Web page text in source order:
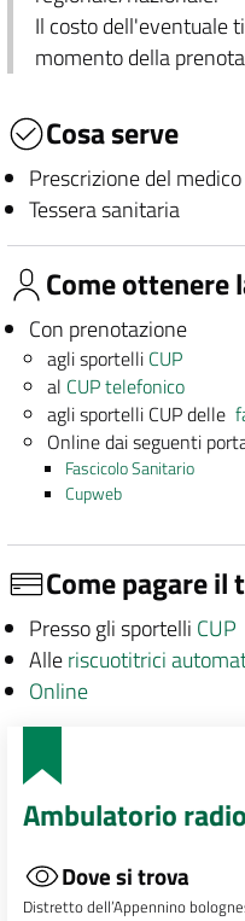
Il costo dell'eventuale
momento della
Cosa serve
Prescrizione del medico
Tessera sanitaria
Come ottenere
Con prenotazione
agli sportelli CUP
al CUP telefonico
agli sportelli CUP delle
Online dai seguenti
Fascicolo Sanitario
Cupweb
Come pagare il
Presso gli sportelli CUP
Alleriscuotitrici
Online
Ambulatorio
Dove si trova
Distretto dell’Appennino